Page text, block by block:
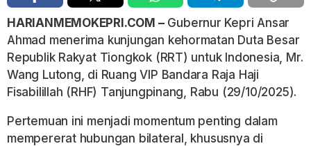
HARIANMEMOKEPRI.COM –Gubernur Kepri Ansar
Ahmad menerima kunjungan kehormatan Duta Besar
Republik Rakyat Tiongkok (RRT) untuk Indonesia, Mr.
Wang Lutong, di Ruang VIP Bandara Raja Haji
Fisabilillah (RHF) Tanjungpinang, Rabu (29/10/2025).
Pertemuan ini menjadi momentum penting dalam
mempererat hubungan bilateral, khususnya di